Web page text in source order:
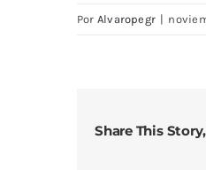
Por Alvaropegr |
Share This